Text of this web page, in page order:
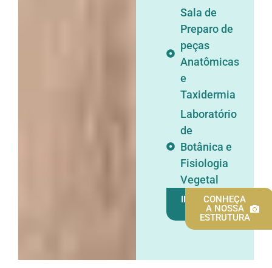
Sala de
Preparo de
peças
Anatômicas
e
Taxidermia
Laboratório
de
Botânica e
Fisiologia
Vegetal
INSCREVA-
SE
CONHEÇA
A NOSSA
ESTRUTURA